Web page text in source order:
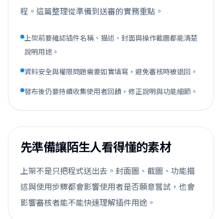
程。這篇整理從準備到送審的實務重點。
上架前要確認插件名稱、描述、封面與操作截圖都能清楚
說明用途。
資料安全與權限問題需要如實填寫，避免審核時被退回。
發布後仍要持續收集使用者回饋，修正說明與功能細節。
先準備讓陌生人看得懂的素材
上架不是只把程式送出去。封面圖、截圖、功能描
述與使用步驟都會影響使用者是否願意嘗試，也會
影響審核者能不能快速理解插件用途。